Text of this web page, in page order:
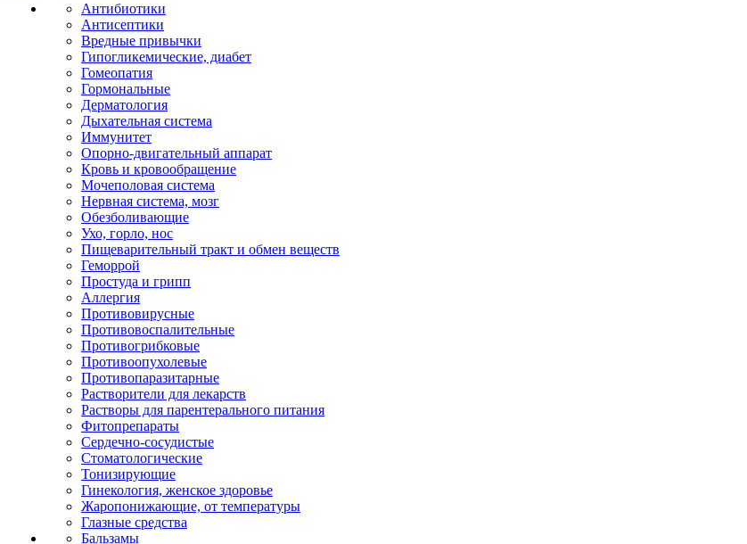
Антибиотики
Антисептики
Вредные привычки
Гипогликемические, диабет
Гомеопатия
Гормональные
Дерматология
Дыхательная система
Иммунитет
Опорно-двигательный аппарат
Кровь и кровообращение
Мочеполовая система
Нервная система, мозг
Обезболивающие
Ухо, горло, нос
Пищеварительный тракт и обмен веществ
Геморрой
Простуда и грипп
Аллергия
Противовирусные
Противовоспалительные
Противогрибковые
Противоопухолевые
Противопаразитарные
Растворители для лекарств
Растворы для парентерального питания
Фитопрепараты
Сердечно-сосудистые
Стоматологические
Тонизирующие
Гинекология, женское здоровье
Жаропонижающие, от температуры
Глазные средства
Бальзамы